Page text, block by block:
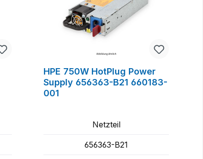
HPE 750W HotPlug Power
Supply 656363-B21 660183-
001
Netzteil
656363-B21